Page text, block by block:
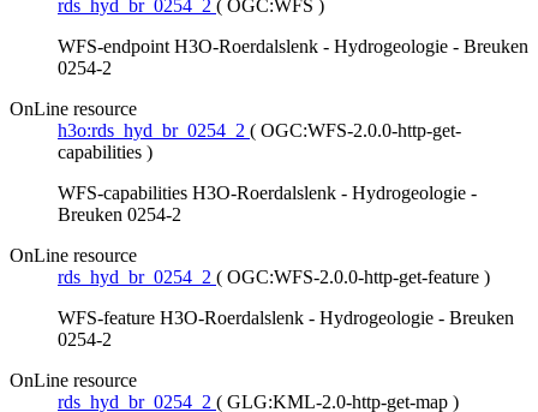
rds_hyd_br_0254_2 ( OGC:WFS )
WFS-endpoint H3O-Roerdalslenk - Hydrogeologie - Breuken
0254-2
OnLine resource
h3o:rds_hyd_br_0254_2 ( OGC:WFS-2.0.0-http-get-
capabilities )
WFS-capabilities H3O-Roerdalslenk - Hydrogeologie -
Breuken 0254-2
OnLine resource
rds_hyd_br_0254_2 ( OGC:WFS-2.0.0-http-get-feature )
WFS-feature H3O-Roerdalslenk - Hydrogeologie - Breuken
0254-2
OnLine resource
rds_hyd_br_0254_2 ( GLG:KML-2.0-http-get-map )